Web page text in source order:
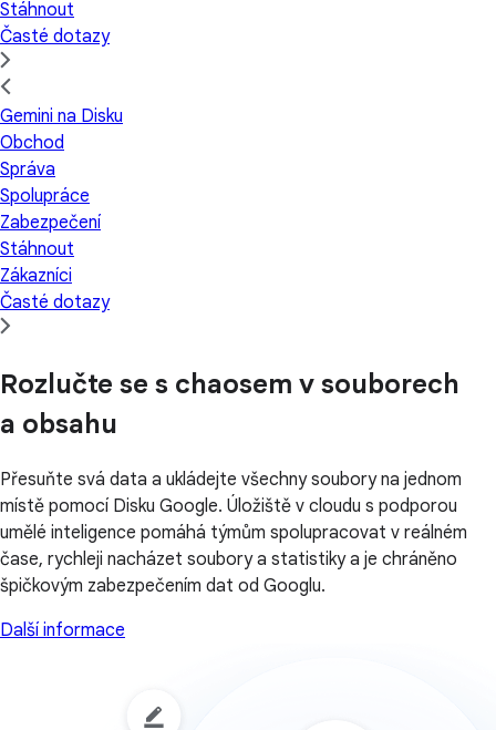
Stáhnout
Časté dotazy
Gemini na Disku
Obchod
Správa
Spolupráce
Zabezpečení
Stáhnout
Zákazníci
Časté dotazy
Rozlučte se s chaosem v souborech
a obsahu
Přesuňte svá data a ukládejte všechny soubory na jednom
místě pomocí Disku Google. Úložiště v cloudu s podporou
umělé inteligence pomáhá týmům spolupracovat v reálném
čase, rychleji nacházet soubory a statistiky a je chráněno
špičkovým zabezpečením dat od Googlu.
Další informace